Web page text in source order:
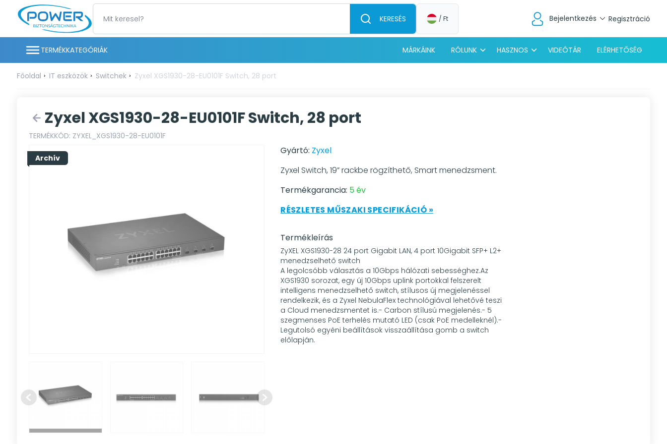
TERMÉKKATEGÓRIÁK
KERESÉS / Ft Bejelentkezés Regisztráció
MÁRKÁINK RÓLUNK HASZNOS VIDEÓTÁR ELÉRHETŐSÉG
Főoldal IT eszközök Switchek Zyxel XGS1930-28-EU0101F Switch, 28 port
Zyxel XGS1930-28-EU0101F Switch, 28 port
TERMÉKKÓD: ZYXEL_XGS1930-28-EU0101F
Archív
Gyártó: Zyxel
Zyxel Switch, 19” rackbe rögzíthető, Smart menedzsment.
Termékgarancia: 5 év
RÉSZLETES MŰSZAKI SPECIFIKÁCIÓ »
Termékleírás
ZyXEL XGS1930-28 24 port Gigabit LAN, 4 port 10Gigabit SFP+ L2+
menedzselhető switch
A legolcsóbb választás a 10Gbps hálózati sebességhez.Az
XGS1930 sorozat, egy új 10Gbps uplink portokkal felszerelt
intelligens menedzselhető switch, stílusos új megjelenéssel
rendelkezik, és a Zyxel NebulaFlex technológiával lehetővé teszi
a Cloud menedzsmentet is.- Carbon stílusú megjelenés.- 5
szegmenses PoE terhelés mutató LED (csak PoE medelleknél).-
Legutolsó egyéni beállítások visszaállítása gomb a switch
előlapján.